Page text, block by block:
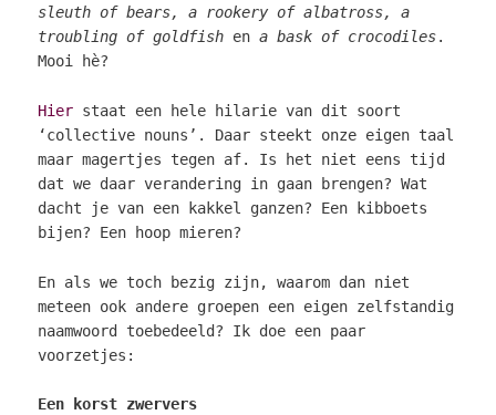
sleuth of bears, a rookery of albatross, a
troubling of goldfish ena bask of crocodiles.
Mooi hè?
Hier staat een hele hilarie van dit soort
‘collective nouns’. Daar steekt onze eigen taal
maar magertjes tegen af. Is het niet eens tijd
dat we daar verandering in gaan brengen? Wat
dacht je van een kakkel ganzen? Een kibboets
bijen? Een hoop mieren?
En als we toch bezig zijn, waarom dan niet
meteen ook andere groepen een eigen zelfstandig
naamwoord toebedeeld? Ik doe een paar
voorzetjes:
Een korst zwervers